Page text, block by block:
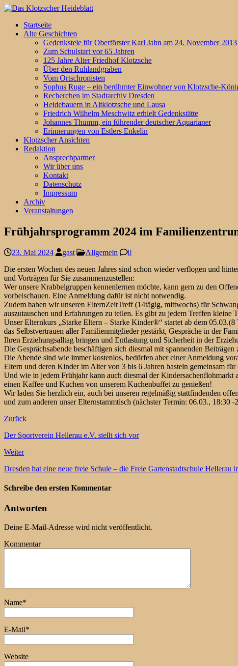
Startseite
Alte Geschichten
Gedenkstele für Oberförster Karl Jahn am 24. November
Zum Schulstart vor 65 Jahren
125 Jahre Alter Friedhof Klotzsche
Über den Ruhlandgraben
Vom Ortschronisten
Sophus Ruge – ein berühmter Einwohner von Klotzsche-
Recherchen im Stadtarchiv Dresden
Heidebauern in Altklotzsche und Lausa
Friedrich Wilhelm Meschwitz erhielt Gedenkstätte
Johannes Thumm, ein führender deutscher Aquarianer
Erinnerungen von Estlers Enkelin
Klotzscher Ansichten
Redaktion
Ansprechpartner
Wir über uns
Kontakt
Datenschutz
Impressum
Archiv
Veranstaltungen
Frühjahrsprogramm 2024 im
23. Mai 2024 gast Allgemein
0
Die ersten Wochen des neuen Jahres sind schon wieder verflogen und
und Vorträgen für Sie zusammenzustellen:
Wer unsere Krabbelgruppen kennenlernen möchte, kann gern zu den
vorbeischauen. Eine Anmeldung dafür ist nicht notwendig.
Zudem haben wir unseren ElternZeitTreff (14tägig, mittwochs) für
auszutauschen und Erfahrungen zu teilen. Es gibt zu jedem Treffen
Unser Elternkurs „Starke Eltern – Starke Kinder®“ startet ab dem
das Selbstvertrauen aller Familienmitglieder gestärkt, Gespräche in der
Ihren Erziehungsalltag bringen und Entlastung und Sicherheit in der
Die Gesprächsabende beschäftigen sich diesmal mit spannenden
Die Abende sind wie immer kostenlos, bedürfen aber einer Anmeldung
Eltern und deren Kinder im Alter von 3 bis 6 Jahren basteln gemeinsam
Und wie in jedem Frühjahr kann auch diesmal der
einen Kaffee und Kuchen von unserem Kuchenbuffet zu genießen!
Wir laden Sie herzlich ein, auch bei unseren regelmäßig stattfindenden
und zum anderen unser Elternstammtisch (nächster Termin: 06.03., 18:30
Zurück
Der Sportverein Hellerau e.V. stellt sich vor
Weiter
Dresden hat eine neue freie Schule – die Freie Gartenstadtschule Hellerau
Schreibe den ersten Kommentar
Antworten
Deine E-Mail-Adresse wird nicht veröffentlicht.
Kommentar
Name*
E-Mail*
Website